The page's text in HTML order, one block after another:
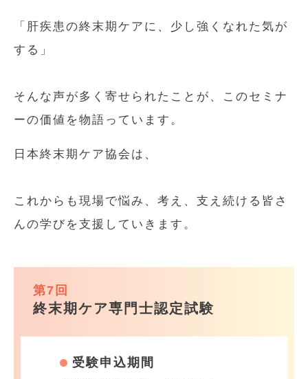
「肝疾患の終末期ケアに、少し強くなれた気が
する」
そんな声が多く寄せられたことが、このセミナ
ーの価値を物語っています。
日本終末期ケア協会は、
これからも現場で悩み、考え、支え続ける皆さ
んの学びを支援していきます。
第7回
終末期ケア専門士認定試験
受験申込期間